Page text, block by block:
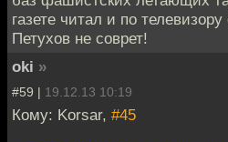
газете читал и по
Петухов не соврет!
oki »
#59 | 19.12.13 10:19
Кому: Korsar, #45